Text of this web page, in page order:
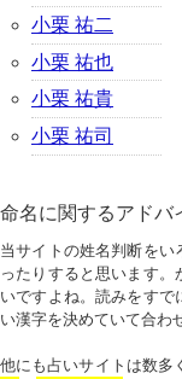
小栗 祐二
小栗 祐也
小栗 祐貴
小栗 祐司
命名に関するアドバ
当サイトの姓名判断を
ったりすると思います
いですよね。読みをすで
い漢字を決めていて合わ
他にも占いサイトは数多